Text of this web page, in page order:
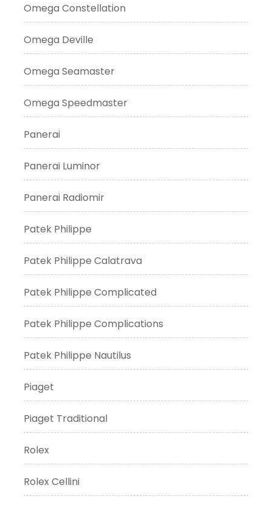
Omega Constellation
Omega Deville
Omega Seamaster
Omega Speedmaster
Panerai
Panerai Luminor
Panerai Radiomir
Patek Philippe
Patek Philippe Calatrava
Patek Philippe Complicated
Patek Philippe Complications
Patek Philippe Nautilus
Piaget
Piaget Traditional
Rolex
Rolex Cellini